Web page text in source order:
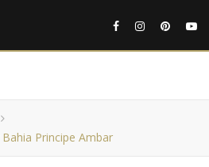
Principe Ambar